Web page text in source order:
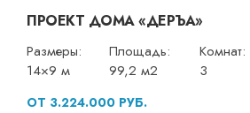
ПРОЕКТ ДОМА «ДЕРЪА»
Размеры:
14×9 м
Площадь:
99,2 м2
Комнат:
3
ОТ 3.224.000 РУБ.